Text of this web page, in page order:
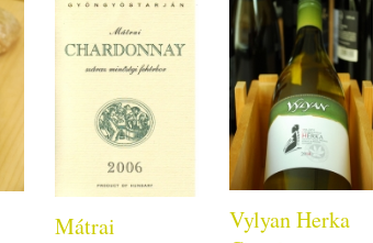
Mátrai
Vylyan Herka